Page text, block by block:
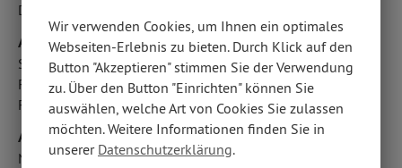
Diebstahlwarnanlage
Airbags
Seitenairbag vorn
Fahrer- /Beifahrerairbag
Fondairbags
Audio & Kommunikation
Navigationssystem
Wir verwenden Cookies, um Ihnen ein optimales
Webseiten-Erlebnis zu bieten. Durch Klick auf den
Button "Akzeptieren" stimmen Sie der Verwendung
zu. Über den Button "Einrichten" können Sie
auswählen, welche Art von Cookies Sie zulassen
möchten. Weitere Informationen finden Sie in
unserer Datenschutzerklärung.